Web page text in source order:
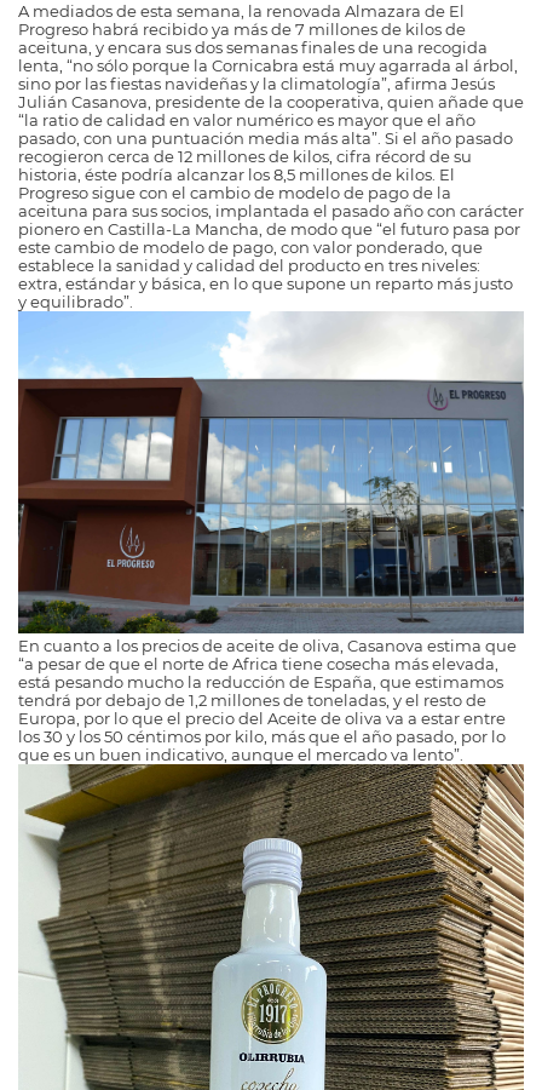
A mediados de esta semana, la renovada Almazara de El
Progreso habrá recibido ya más de 7 millones de kilos de
aceituna, y encara sus dos semanas finales de una recogida
lenta, “no sólo porque la Cornicabra está muy agarrada al árbol,
sino por las fiestas navideñas y la climatología”, afirma Jesús
Julián Casanova, presidente de la cooperativa, quien añade que
“la ratio de calidad en valor numérico es mayor que el año
pasado, con una puntuación media más alta”. Si el año pasado
recogieron cerca de 12 millones de kilos, cifra récord de su
historia, éste podría alcanzar los 8,5 millones de kilos. El
Progreso sigue con el cambio de modelo de pago de la
aceituna para sus socios, implantada el pasado año con carácter
pionero en Castilla-La Mancha, de modo que “el futuro pasa por
este cambio de modelo de pago, con valor ponderado, que
establece la sanidad y calidad del producto en tres niveles:
extra, estándar y básica, en lo que supone un reparto más justo
y equilibrado”.
En cuanto a los precios de aceite de oliva, Casanova estima que
“a pesar de que el norte de Africa tiene cosecha más elevada,
está pesando mucho la reducción de España, que estimamos
tendrá por debajo de 1,2 millones de toneladas, y el resto de
Europa, por lo que el precio del Aceite de oliva va a estar entre
los 30 y los 50 céntimos por kilo, más que el año pasado, por lo
que es un buen indicativo, aunque el mercado va lento”.